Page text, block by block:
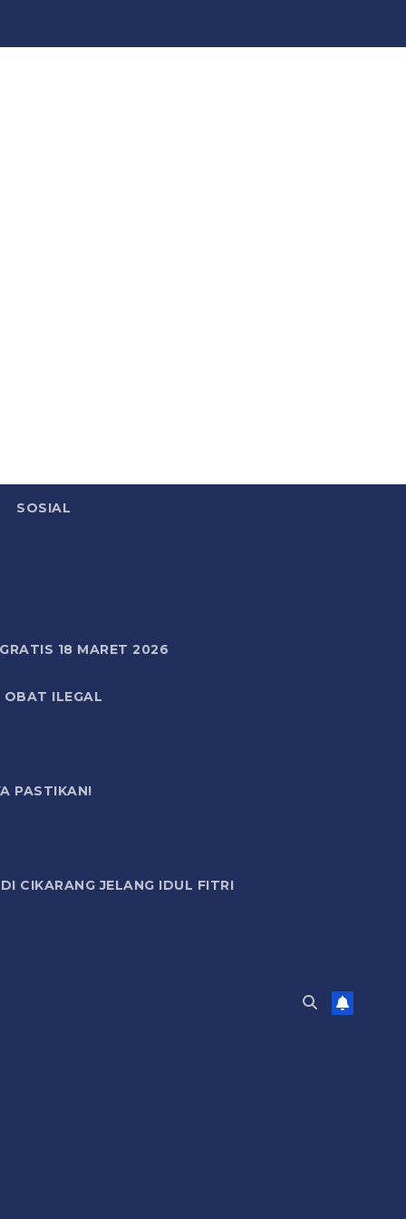
SOSIAL
18 MARET 2026
OBAT ILEGAL
PASTIKAN!
CIKARANG JELANG IDUL FITRI